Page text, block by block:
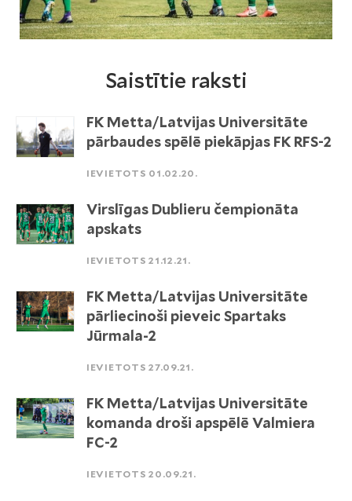
Saistītie raksti
FK Metta/Latvijas Universitāte
pārbaudes spēlē piekāpjas FK RFS-2
IEVIETOTS 01.02.20.
Virslīgas Dublieru čempionāta
apskats
IEVIETOTS 21.12.21.
FK Metta/Latvijas Universitāte
pārliecinoši pieveic Spartaks
Jūrmala-2
IEVIETOTS 27.09.21.
FK Metta/Latvijas Universitāte
komanda droši apspēlē Valmiera
FC-2
IEVIETOTS 20.09.21.